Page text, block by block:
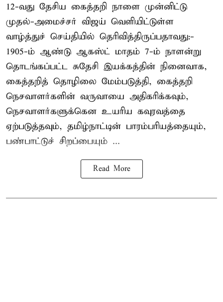
12-வது தேசிய கைத்தறி நாளை முன்னிட்டு
முதல்-அமைச்சர் விஜய் வெளியிட்டுள்ள
வாழ்த்துச் செய்தியில் தெரிவித்திருப்பதாவது:-
1905-ம் ஆண்டு ஆகஸ்ட் மாதம் 7-ம் நாளன்று
தொடங்கப்பட்ட சுதேசி இயக்கத்தின் நினைவாக,
கைத்தறித் தொழிலை மேம்படுத்தி, கைத்தறி
நெசவாளர்களின் வருவாயை அதிகரிக்கவும்,
நெசவாளர்களுக்கென உயரிய கவுரவத்தை
ஏற்படுத்தவும், தமிழ்நாட்டின் பாரம்பரியத்தையும்,
பண்பாட்டுச் சிறப்பையும் ...
Read More